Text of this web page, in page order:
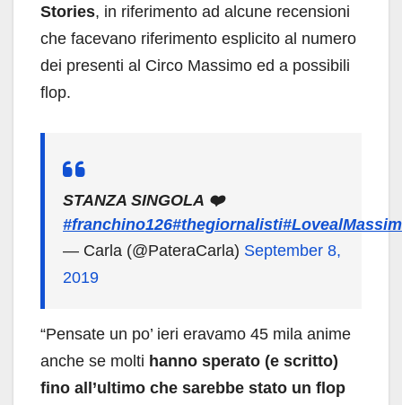
Stories, in riferimento ad alcune recensioni
che facevano riferimento esplicito al numero
dei presenti al Circo Massimo ed a possibili
flop.
STANZA SINGOLA ❤️
#franchino126#thegiornalisti
— Carla (@PateraCarla) September 8,
2019
“Pensate un po’ ieri eravamo 45 mila anime
anche se molti hanno sperato (e scritto)
fino all’ultimo che sarebbe stato un flop